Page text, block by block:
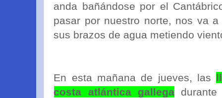
anda bañándose por el
pasar por nuestro norte, nos va
sus brazos de agua metiendo
En esta mañana de jueves, las
costa atlántica gallegadurante